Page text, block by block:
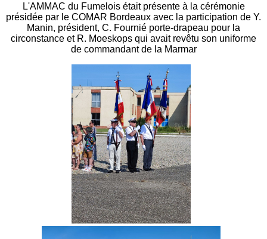
L'AMMAC du Fumelois était présente à la cérémonie
présidée par le COMAR Bordeaux avec la participation de Y.
Manin, président, C. Fournié porte-drapeau pour la
circonstance et R. Moeskops qui avait revêtu son uniforme
de commandant de la Marmar